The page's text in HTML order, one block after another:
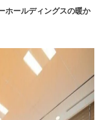
ホールディングスの暖か